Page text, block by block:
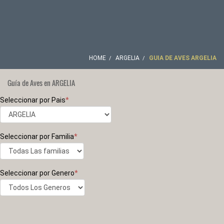
HOME ARGELIA GUIA DE AVES ARGELIA
Guía de Aves en ARGELIA
Seleccionar por Pais*
Seleccionar por Familia*
Seleccionar por Genero*